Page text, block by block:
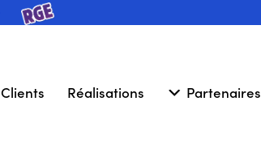
Clients Réalisations Partenaires